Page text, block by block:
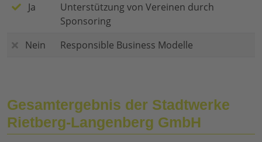
Ja
Unterstützung von Vereinen durch
Sponsoring
Nein
Responsible Business Modelle
Gesamtergebnis der Stadtwerke
Rietberg-Langenberg GmbH